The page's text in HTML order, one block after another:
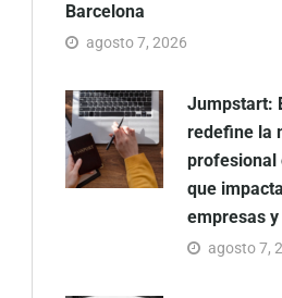
Barcelona
agosto 7, 2026
Jumpstart:
redefine la
profesional
que
empresas
agosto 7,